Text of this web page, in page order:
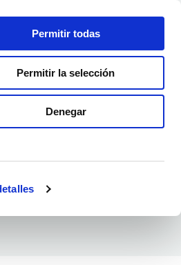
Permitir todas
Permitir la selección
Denegar